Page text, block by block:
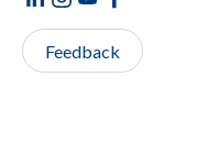
Feedback